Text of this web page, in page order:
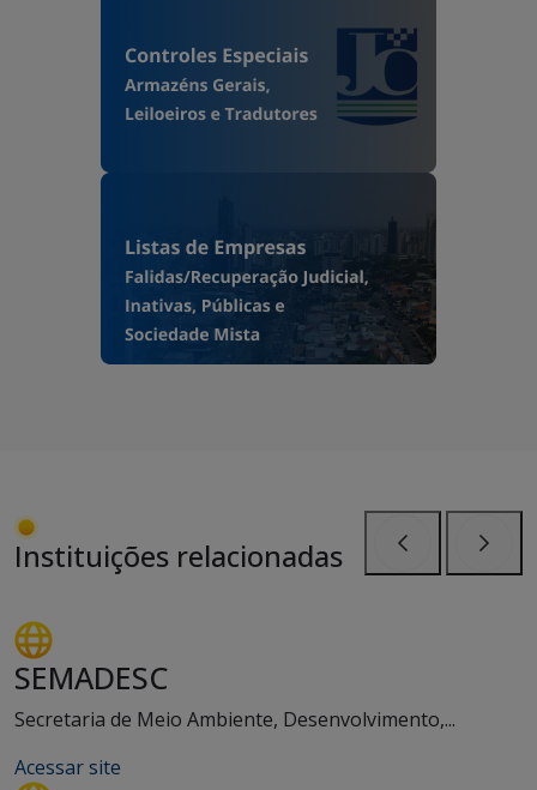
Instituições relacionadas
SEMADESC
Secretaria de Meio Ambiente, Desenvolvimento,...
Acessar site